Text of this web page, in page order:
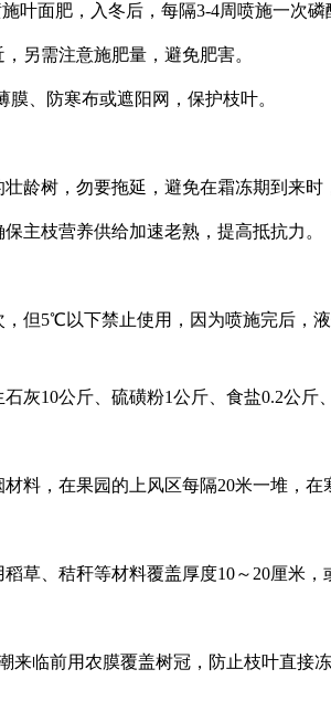
面肥，入冬后，每隔3-4周喷施一次磷
另需注意施肥量，避免肥害。
、防寒布或遮阳网，保护枝叶。
龄树，勿要拖延，避免在霜冻期到来时
主枝营养供给加速老熟，提高抵抗力。
但5℃以下禁止使用，因为喷施完后
灰10公斤、硫磺粉1公斤、食盐0.2公斤
料，在果园的上风区每隔20米一堆，在
草、秸秆等材料覆盖厚度10～20厘米，
临前用农膜覆盖树冠，防止枝叶直接冻